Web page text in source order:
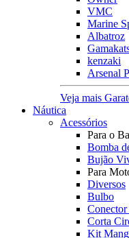
VMC
Marine
Albatroz
kenzaki
Arsenal
Veja mais
Náutica
Acessórios
Para o
Bomba
Bujão
Para
Diversos
Bulbo
Corta
Kit